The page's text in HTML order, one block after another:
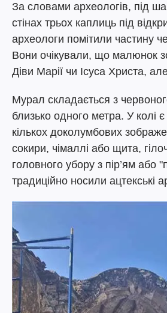
За словами археологів, під
стінах трьох каплиць під
археологи помітили частину
Вони очікували, що малюнок
Діви Марії чи Ісуса Христа,
Мурал складається з
близько одного метра. У колі
кількох доколумбових
сокири, чімаллі або щита,
головного убору з пір’ям або
традиційно носили ацтекські